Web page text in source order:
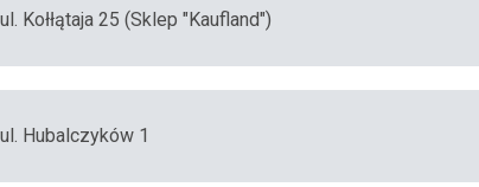
Kołłątaja 25 (Sklep "Kaufland")
Hubalczyków 1